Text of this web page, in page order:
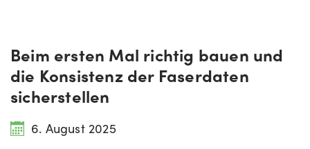
Beim ersten Mal richtig bauen und
die Konsistenz der Faserdaten
sicherstellen
6. August 2025